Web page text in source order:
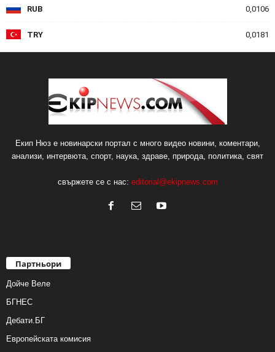
RUB 0,0106
TRY 0,0181
Екип Нюз е новинарски портал с много видео новини, коментари,
анализи, интервюта, спорт, наука, здраве, природа, политика, свят
свържете се с нас: editorial@ekipnews.com
Партньори
Дойче Веле
БГНЕС
Дебати.БГ
Европейската комисия